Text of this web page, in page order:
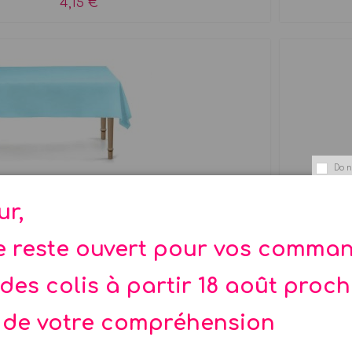
Do
reste ouvert pour vos
colis à partir 18 août
votre compréhension
4,15 €
2,99 €